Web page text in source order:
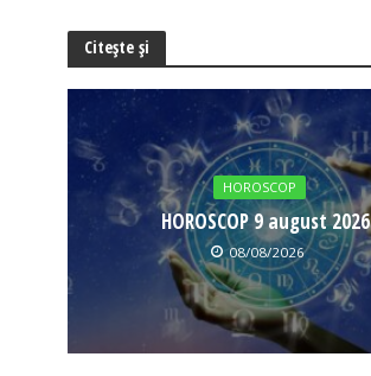
Citește și
HOROSCOP
HOROSCOP 9 august 2026
08/08/2026